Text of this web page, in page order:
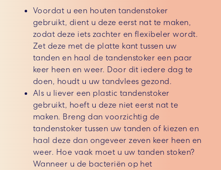
Voordat u een houten tandenstoker
gebruikt, dient u deze eerst nat te maken,
zodat deze iets zachter en flexibeler wordt.
Zet deze met de platte kant tussen uw
tanden en haal de tandenstoker een paar
keer heen en weer. Door dit iedere dag te
doen, houdt u uw tandvlees gezond.
Als u liever een plastic tandenstoker
gebruikt, hoeft u deze niet eerst nat te
maken. Breng dan voorzichtig de
tandenstoker tussen uw tanden of kiezen en
haal deze dan ongeveer zeven keer heen en
weer. Hoe vaak moet u uw tanden stoken?
Wanneer u de bacteriën op het